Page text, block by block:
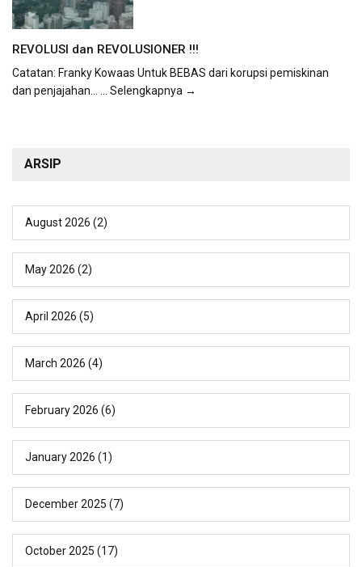
REVOLUSI dan REVOLUSIONER !!!
Catatan: Franky Kowaas Untuk BEBAS dari korupsi pemiskinan
dan penjajahan... ... Selengkapnya →
ARSIP
August 2026 (2)
May 2026 (2)
April 2026 (5)
March 2026 (4)
February 2026 (6)
January 2026 (1)
December 2025 (7)
October 2025 (17)